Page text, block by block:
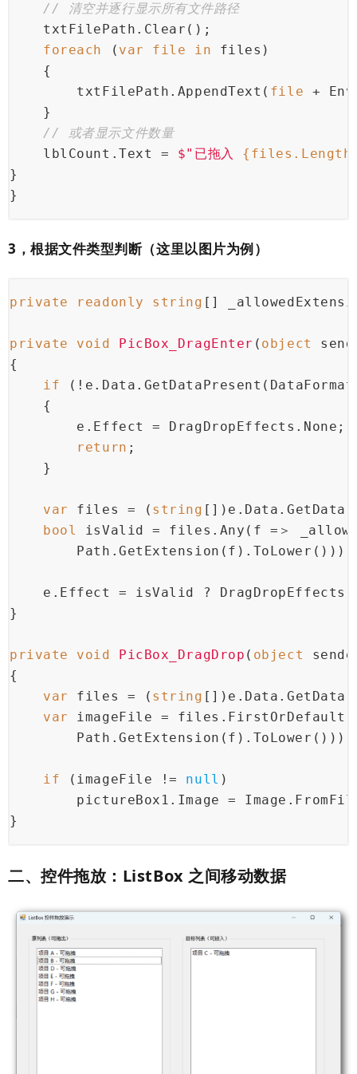
// 清空并逐行显示所有文件路径
txtFilePath.Clear();
foreach
( var file in files)
{
txtFilePath.AppendText( file +
}
// 或者显示文件数量
lblCount.Text = $"已拖入
}
}
3，根据文件类型判断（这里以图片为例）
private readonly string []
private void PicBox_DragEnter ( object
{
if
{
e.Effect = DragDropEffects.None;
return ;
}
var files = ( string
bool
isValid = files.Any(f =＞
Path.GetExtension(f).ToLower()));
e.Effect = isValid ?
}
private void PicBox_DragDrop ( object
{
var files = ( string
var imageFile = files.FirstOrDefault(f
Path.GetExtension(f).ToLower()));
if (imageFile != null )
pictureBox1.Image =
}
二、控件拖放：ListBox 之间移动数据